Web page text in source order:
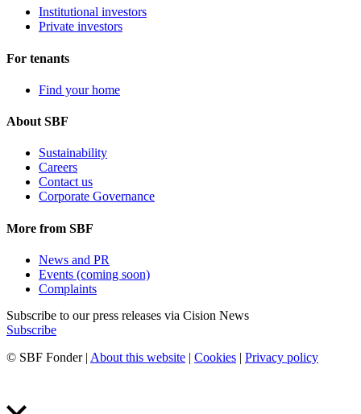
Institutional investors
Private investors
For tenants
Find your home
About SBF
Sustainability
Careers
Contact us
Corporate Governance
More from SBF
News and PR
Events (coming soon)
Complaints
Subscribe to our press releases via Cision News
Subscribe
© SBF Fonder | About this website | Cookies | Privacy policy